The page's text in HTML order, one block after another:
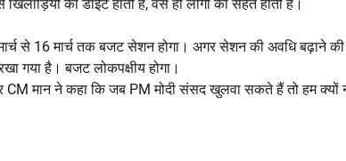
की डाइट होती है, वैसे ही लोगों की सेहत होती है।
से 16 मार्च तक बजट सेशन होगा। अगर सेशन की अवधि बढ़ाने की
गया है। बजट लोकपक्षीय होगा।
मान ने कहा कि जब PM मोदी संसद खुलवा सकते हैं तो हम क्यों